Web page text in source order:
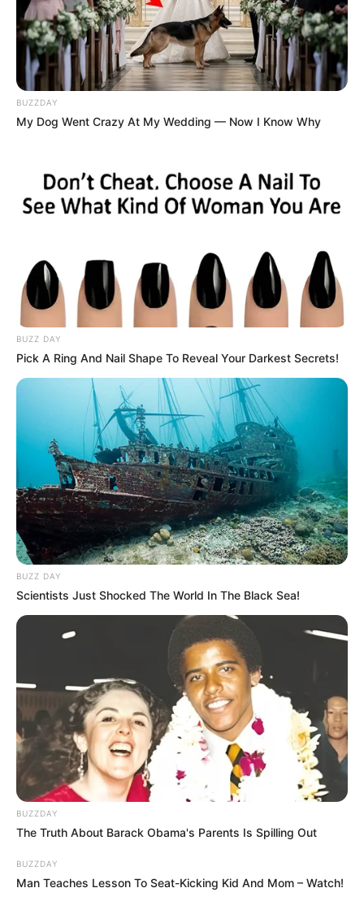
BUZZDAY
My Dog Went Crazy At My Wedding — Now I Know Why
BUZZ DAY
Pick A Ring And Nail Shape To Reveal Your Darkest Secrets!
BUZZ DAY
Scientists Just Shocked The World In The Black Sea!
BUZZDAY
The Truth About Barack Obama's Parents Is Spilling Out
BUZZDAY
Man Teaches Lesson To Seat-Kicking Kid And Mom – Watch!